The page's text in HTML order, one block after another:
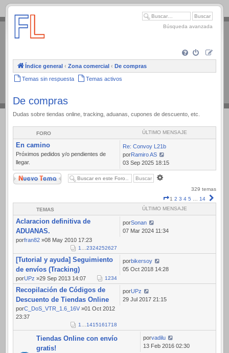
.
Búsqueda avanzada
Índice general ‹ Zona comercial ‹ De compras
Temas sin respuesta Temas activos
De compras
Dudas sobre tiendas online, tracking, aduanas, cupones de descuento, etc.
FORO ÚLTIMO MENSAJE
En camino
Próximos pedidos y/o pendientes de
llegar.
Re: Convoy L21b
porRamiro AS
Ver
último
mensaje
03 Sep 2025 18:15
Nuevo Tema
329 temas
Página
1
1 2 3 4 5 … 14
TEMAS ÚLTIMO MENSAJE
Aclaracion definitiva de
ADUANAS.
porfran82 »08 May 2010 17:23
1…2324252627
porSonan
07 Mar 2024 11:34
[Tutorial y ayuda] Seguimiento
de envíos (Tracking)
porUPz »29 Sep 2013 14:07 1234
porbikersoy
05 Oct 2018 14:28
Recopilación de Códigos de
Descuento de Tiendas Online
porC_DoS_VTR_1.6_16V »01 Oct 2012
23:37
1…1415161718
porUPz
29 Jul 2017 21:15
Tiendas Online con envío
gratis!
porvadilu
13 Feb 2016 02:30